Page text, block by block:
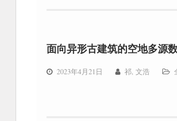
面向异形古建筑的空地多源
2023年4月21日 祁, 文浩